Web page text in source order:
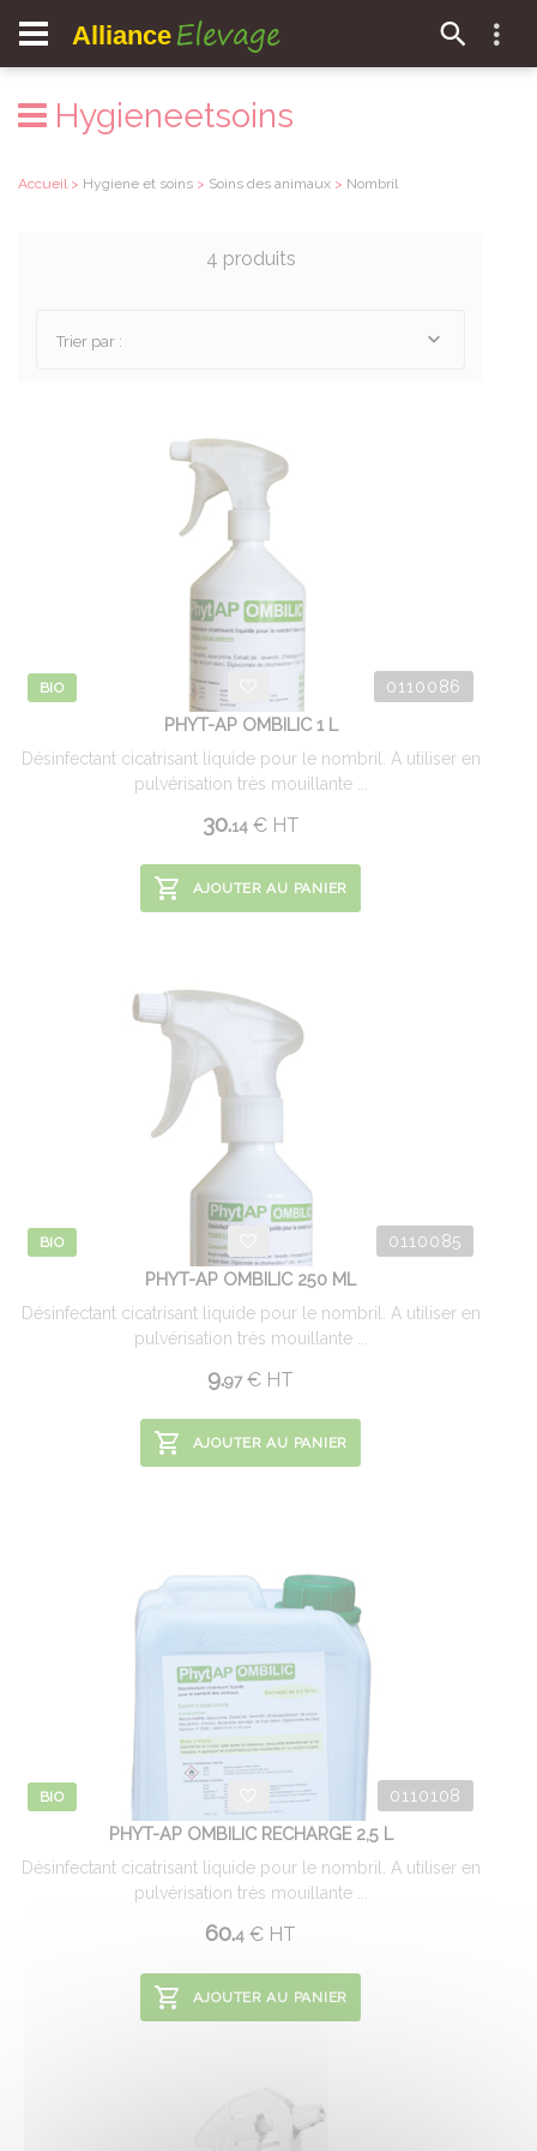
Alliance Elevage
Hygieneetsoins
Accueil > Hygiene et soins > Soins des animaux > Nombril
4 produits
Trier par :
BIO 0110086
PHYT-AP OMBILIC 1 L
Désinfectant cicatrisant liquide pour le nombril. A utiliser en
pulvérisation très mouillante ...
30.14 €HT
AJOUTER AU PANIER
BIO 0110085
PHYT-AP OMBILIC 250 ML
Désinfectant cicatrisant liquide pour le nombril. A utiliser en
pulvérisation très mouillante ...
9.97 € HT
AJOUTER AU PANIER
BIO 0110108
PHYT-AP OMBILIC RECHARGE 2,5 L
Désinfectant cicatrisant liquide pour le nombril. A utiliser en
pulvérisation très mouillante ...
60.4 € HT
AJOUTER AU PANIER